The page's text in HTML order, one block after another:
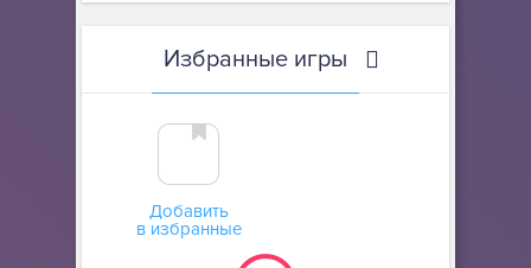
Избранные игры
Добавить
в избранные